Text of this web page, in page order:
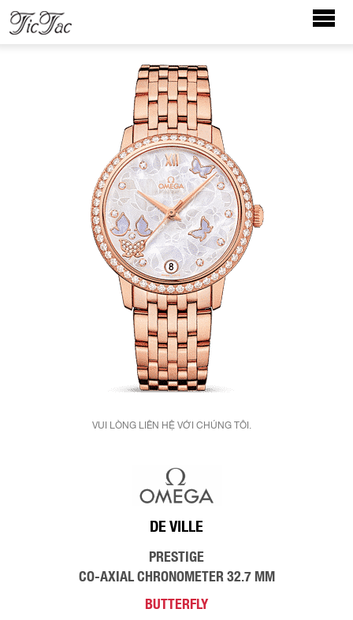
VUI LÒNG LIÊN HỆ VỚI CHÚNG TÔI.
DE VILLE
PRESTIGE
CO-AXIAL CHRONOMETER 32.7 MM
BUTTERFLY